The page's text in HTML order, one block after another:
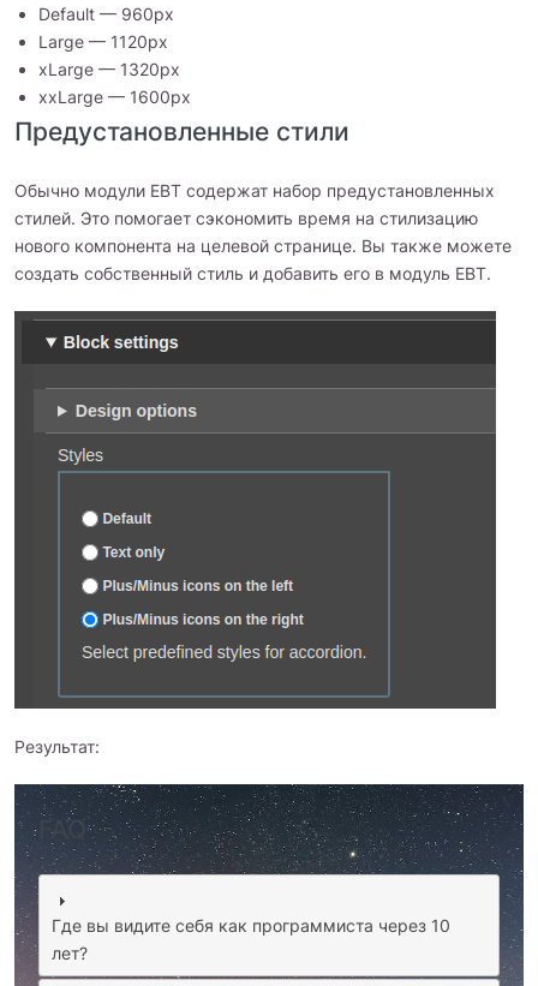
Default — 960px
Large — 1120px
xLarge — 1320px
xxLarge — 1600px
Предустановленные стили
Обычно модули EBT содержат набор предустановленных
стилей. Это помогает сэкономить время на стилизацию
нового компонента на целевой странице. Вы также можете
создать собственный стиль и добавить его в модуль EBT.
Результат:
FAQ
Где вы видите себя как программиста через 10
лет?